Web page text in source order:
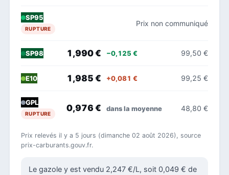
SP95
RUPTURE
Prix non communiqué
SP98 1,990 € −0,125 € 99,50 €
E10 1,985 € +0,081 € 99,25 €
GPL
RUPTURE
0,976 € dans la moyenne 48,80 €
Prix relevés il y a 5 jours (dimanche 02 août 2026), source
prix-carburants.gouv.fr.
Le gazole y est vendu 2,247 €/L, soit 0,049 € de